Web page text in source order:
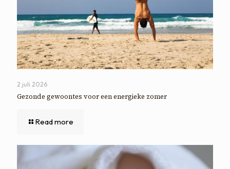
2 juli 2026
Gezonde gewoontes voor een energieke zomer
Read more